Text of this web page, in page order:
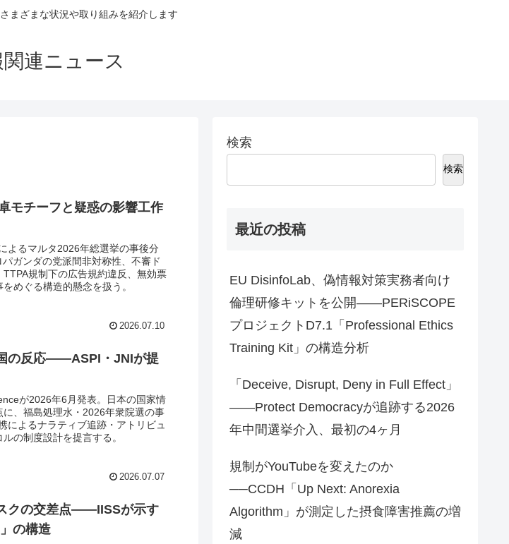
まざまな状況や取り組みを紹介します
連ニュース
モチーフと疑惑の影響工作
よるマルタ2026年総選挙の事後分
ガンダの党派間非対称性、不審ド
規制下の広告規約違反、無効票
めぐる構造的懸念を扱う。
2026.07.10
の反応——ASPI・JNIが提
が2026年6月発表。日本の国家情
、福島処理水・2026年衆院選の事
によるナラティブ追跡・アトリビュ
の制度設計を提言する。
2026.07.07
クの交差点——IISSが示す
の構造
検索
検索
最近の投稿
EU DisinfoLab、偽情報対策実務者向け
倫理研修キットを公開――PERiSCOPE
プロジェクトD7.1「Professional Ethics
Training Kit」の構造分析
「Deceive, Disrupt, Deny in Full Effect」
――Protect Democracyが追跡する2026
年中間選挙介入、最初の4ヶ月
規制がYouTubeを変えたのか
──CCDH「Up Next: Anorexia
Algorithm」が測定した摂食障害推薦の増
減